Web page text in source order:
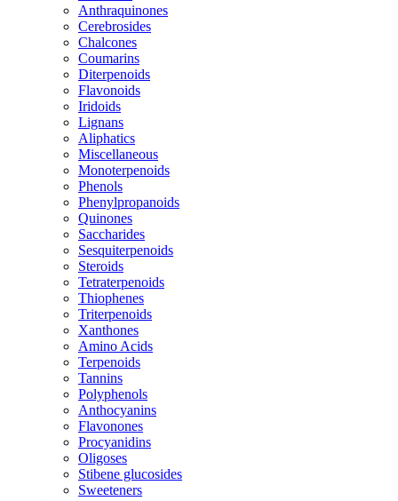
Anthraquinones
Cerebrosides
Chalcones
Coumarins
Diterpenoids
Flavonoids
Iridoids
Lignans
Aliphatics
Miscellaneous
Monoterpenoids
Phenols
Phenylpropanoids
Quinones
Saccharides
Sesquiterpenoids
Steroids
Tetraterpenoids
Thiophenes
Triterpenoids
Xanthones
Amino Acids
Terpenoids
Tannins
Polyphenols
Anthocyanins
Flavonones
Procyanidins
Oligoses
Stibene glucosides
Sweeteners